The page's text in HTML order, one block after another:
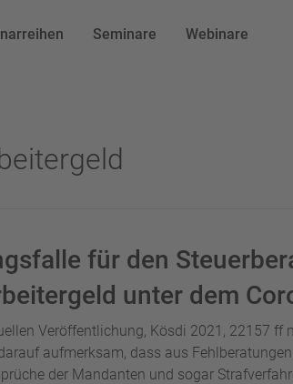
Seminare Webinare
für den
unter dem
Veröffentlichung, Kösdi 2021, 22157
aufmerksam, dass aus
der Mandanten und sogar